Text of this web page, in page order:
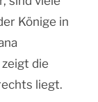
Könige in
die
liegt.